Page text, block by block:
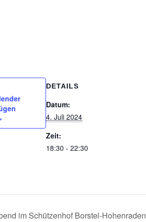
DETAILS
Datum:
4. Juli 2024
Zeit:
18:30 - 22:30
im Schützenhof Borstel-Hohenraden